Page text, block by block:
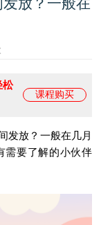
放？一般在
课程购买
松
发放？一般在几月
需要了解的小伙伴